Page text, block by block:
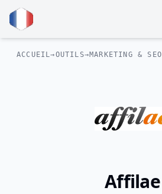
ACCUEIL→OUTILS→MARKETING & SEO
Affilae